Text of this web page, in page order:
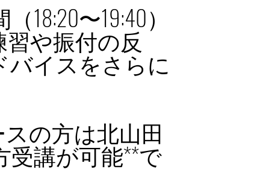
18:20〜19:40）
や振付の反
イスをさらに
の方は北山田
受講が可能**で